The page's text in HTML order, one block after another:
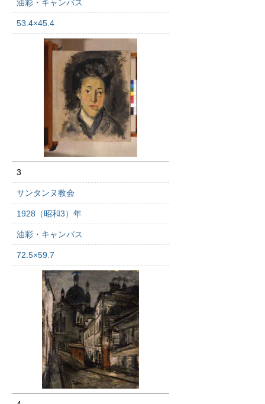
油彩・キャンバス
53.4×45.4
3
サンタンヌ教会
1928（昭和3）年
油彩・キャンバス
72.5×59.7